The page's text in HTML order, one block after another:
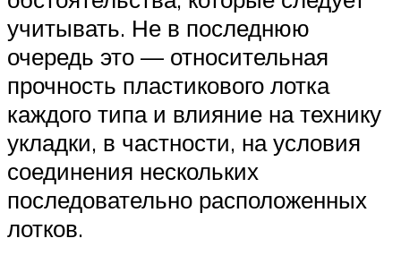
учитывать. Не в последнюю
очередь это — относительная
прочность пластикового лотка
каждого типа и влияние на технику
укладки, в частности, на условия
соединения нескольких
последовательно расположенных
лотков.